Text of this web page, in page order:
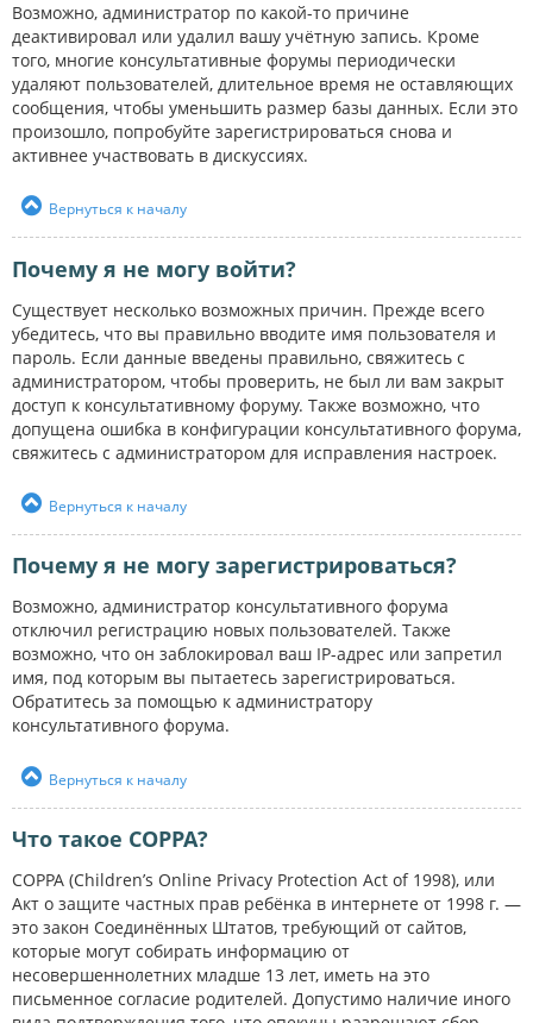
Возможно, администратор по какой-то причине
деактивировал или удалил вашу учётную запись. Кроме
того, многие консультативные форумы периодически
удаляют пользователей, длительное время не оставляющих
сообщения, чтобы уменьшить размер базы данных. Если это
произошло, попробуйте зарегистрироваться снова и
активнее участвовать в дискуссиях.
Вернуться к началу
Почему я не могу войти?
Существует несколько возможных причин. Прежде всего
убедитесь, что вы правильно вводите имя пользователя и
пароль. Если данные введены правильно, свяжитесь с
администратором, чтобы проверить, не был ли вам закрыт
доступ к консультативному форуму. Также возможно, что
допущена ошибка в конфигурации консультативного форума,
свяжитесь с администратором для исправления настроек.
Вернуться к началу
Почему я не могу зарегистрироваться?
Возможно, администратор консультативного форума
отключил регистрацию новых пользователей. Также
возможно, что он заблокировал ваш IP-адрес или запретил
имя, под которым вы пытаетесь зарегистрироваться.
Обратитесь за помощью к администратору
консультативного форума.
Вернуться к началу
Что такое COPPA?
COPPA (Children’s Online Privacy Protection Act of 1998), или
Акт о защите частных прав ребёнка в интернете от 1998 г. —
это закон Соединённых Штатов, требующий от сайтов,
которые могут собирать информацию от
несовершеннолетних младше 13 лет, иметь на это
письменное согласие родителей. Допустимо наличие иного